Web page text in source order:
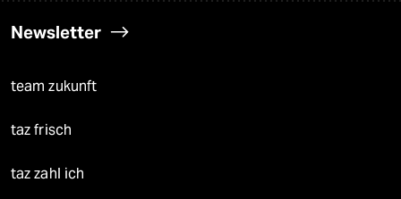
Newsletter
team zukunft
taz frisch
taz zahl ich